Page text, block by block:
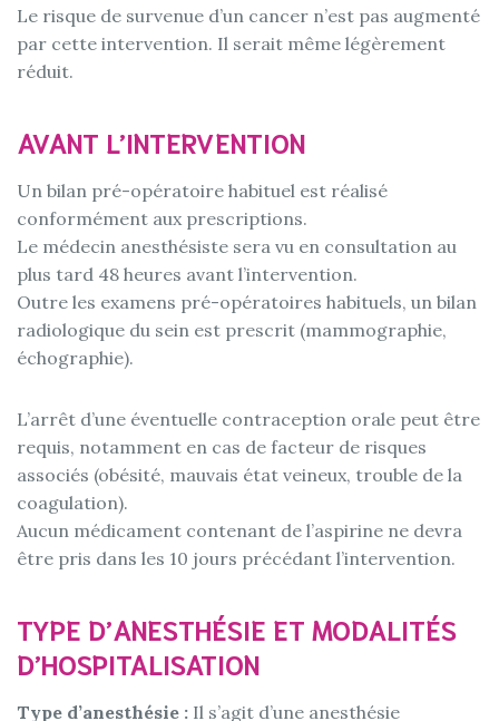
Le risque de survenue d’un cancer n’est pas augmenté
par cette intervention. Il serait même légèrement
réduit.
AVANT L’INTERVENTION
Un bilan pré-opératoire habituel est réalisé
conformément aux prescriptions.
Le médecin anesthésiste sera vu en consultation au
plus tard 48 heures avant l’intervention.
Outre les examens pré-opératoires habituels, un bilan
radiologique du sein est prescrit (mammographie,
échographie).
L’arrêt d’une éventuelle contraception orale peut être
requis, notamment en cas de facteur de risques
associés (obésité, mauvais état veineux, trouble de la
coagulation).
Aucun médicament contenant de l’aspirine ne devra
être pris dans les 10 jours précédant l’intervention.
TYPE D’ANESTHÉSIE ET MODALITÉS
D’HOSPITALISATION
Type d’anesthésie : Il s’agit d’une anesthésie